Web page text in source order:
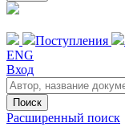
Поступления
ENG
Вход
Поиск
Расширенный поиск